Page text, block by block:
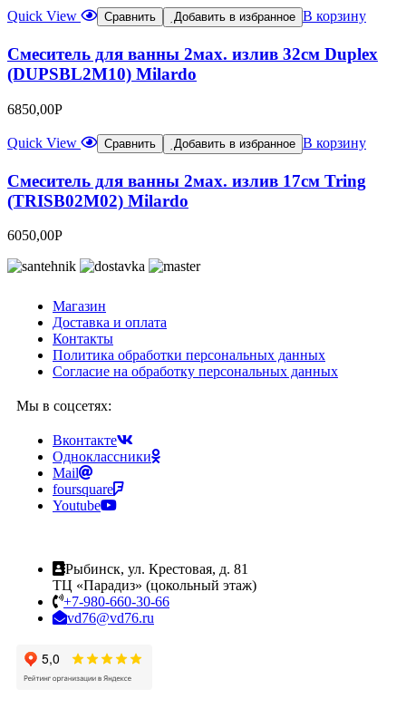
Quick View Сравнить Добавить в избранное В корзину
Смеситель для ванны 2мах. излив 32см Duplex
(DUPSBL2M10) Milardo
6850,00Р
Quick View Сравнить Добавить в избранное В корзину
Смеситель для ванны 2мах. излив 17см Tring
(TRISB02M02) Milardo
6050,00Р
Магазин
Доставка и оплата
Контакты
Политика обработки персональных данных
Согласие на обработку персональных данных
Мы в соцсетях:
Вконтакте
Одноклассники
Mail
foursquare
Youtube
Рыбинск, ул. Крестовая, д. 81
ТЦ «Парадиз» (цокольный этаж)
+7-980-660-30-66
vd76@vd76.ru